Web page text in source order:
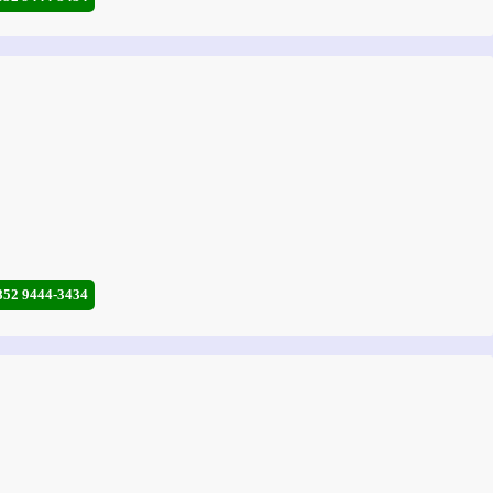
9444-3434